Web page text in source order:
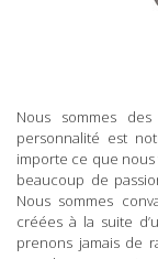
Nous sommes
personnalité est
importe ce que nous
beaucoup de
Nous sommes
créées à la suite
prenons jamais de